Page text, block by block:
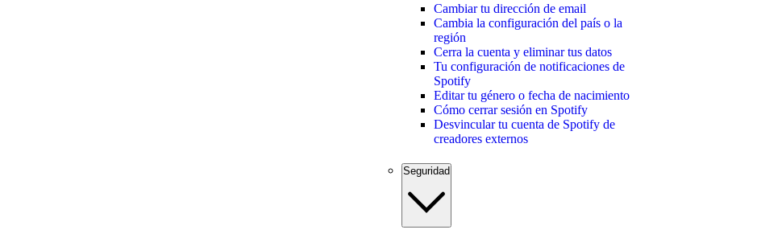
Cambiar tu dirección de email
Cambia la configuración del país o la
región
Cerra la cuenta y eliminar tus datos
Tu configuración de notificaciones de
Spotify
Editar tu género o fecha de nacimiento
Cómo cerrar sesión en Spotify
Desvincular tu cuenta de Spotify de
creadores externos
Seguridad